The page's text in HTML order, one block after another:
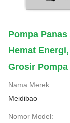
Pompa
Hemat
Grosir
Nama Merek:
Meidibao
Nomor Model: